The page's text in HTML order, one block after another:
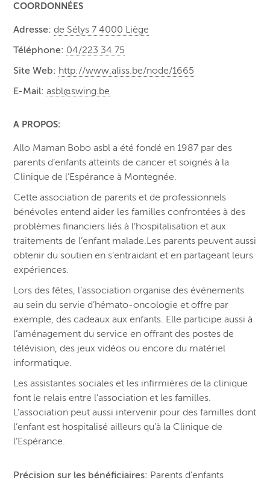
COORDONNÉES
Adresse:de Sélys 7 4000 Liège
Téléphone: 04/223 34 75
Site Web: http://www.aliss.be/node/1665
E-Mail:asbl@swing.be
A PROPOS:
Allo Maman Bobo asbl a été fondé en 1987 par des
parents d’enfants atteints de cancer et soignés à la
Clinique de l’Espérance à Montegnée.
Cette association de parents et de professionnels
bénévoles entend aider les familles confrontées à des
problèmes financiers liés à l’hospitalisation et aux
traitements de l’enfant malade.Les parents peuvent aussi
obtenir du soutien en s’entraidant et en partageant leurs
expériences.
Lors des fêtes, l’association organise des événements
au sein du servie d’hémato-oncologie et offre par
exemple, des cadeaux aux enfants. Elle participe aussi à
l’aménagement du service en offrant des postes de
télévision, des jeux vidéos ou encore du matériel
informatique.
Les assistantes sociales et les infirmières de la clinique
font le relais entre l’association et les familles.
L’association peut aussi intervenir pour des familles dont
l’enfant est hospitalisé ailleurs qu’à la Clinique de
l’Espérance.
Précision sur les bénéficiaires: Parents d'enfants